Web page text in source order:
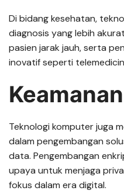
Di bidang kesehatan,
diagnosis yang lebih
pasien jarak jauh, serta
inovatif seperti
Teknologi komputer juga
dalam pengembangan
data. Pengembangan
upaya untuk menjaga
fokus dalam era digital.